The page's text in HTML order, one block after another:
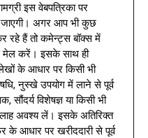
इस वेबपत्रिका पर
जाएगी। अगर आप भी कुछ
रहे हैं तो कमेन्ट्स बॉक्स में
मेल करें। इसके साथ ही
के आधार पर किसी भी
नुस्खे उपयोग में लाने से पूर्व
सौंदर्य विशेषज्ञ या किसी भी
अवश्य लें। इसके अतिरिक्त
के आधार पर खरीददारी से पूर्व